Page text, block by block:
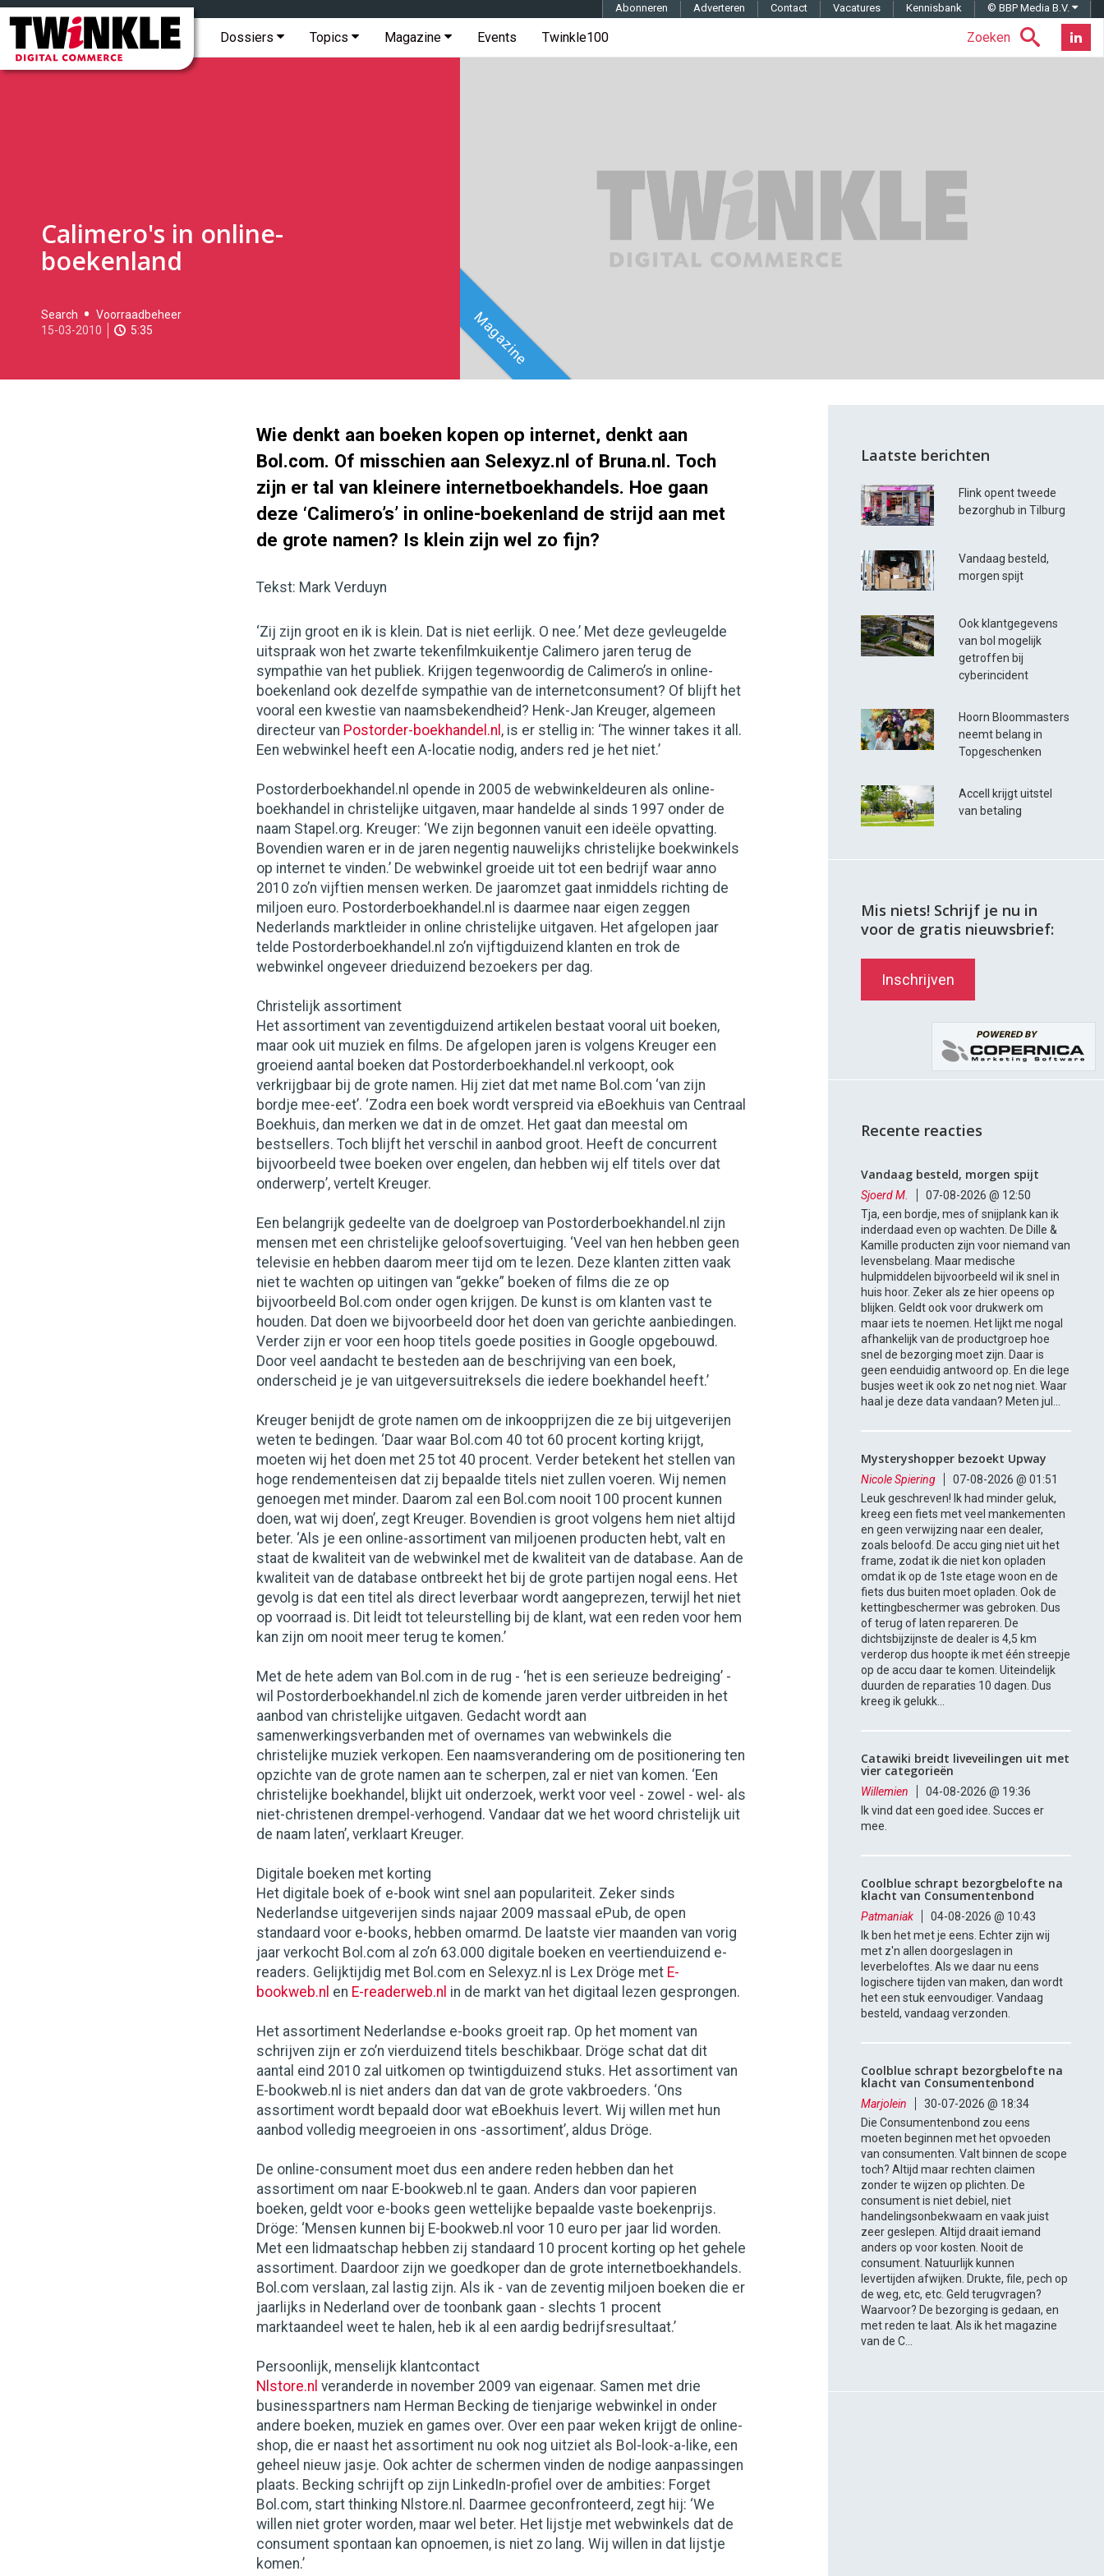
Twinkle
Digital
Commerce
Hoofdmenu Zoeken
Dossiers Topics Magazine Events Twinkle100
Topmenu Abonneren Adverteren Contact Vacatures Kennisbank © BBP Media B.V.
Calimero's in online-
boekenland
2010-
03-
05-
Search
Voorraadbeheer
15-03-2010
5:35 Magazine
Wie denkt aan boeken kopen op internet, denkt aan
Bol.com. Of misschien aan Selexyz.nl of Bruna.nl. Toch
zijn er tal van kleinere internetboekhandels. Hoe gaan
deze ‘Calimero’s’ in online-boekenland de strijd aan met
de grote namen? Is klein zijn wel zo fijn?
Tekst: Mark Verduyn
‘Zij zijn groot en ik is klein. Dat is niet eerlijk. O nee.’ Met deze gevleugelde
uitspraak won het zwarte tekenfilmkuikentje Calimero jaren terug de
sympathie van het publiek. Krijgen tegenwoordig de Calimero’s in online-
boekenland ook dezelfde sympathie van de internetconsument? Of blijft het
vooral een kwestie van naamsbekendheid? Henk-Jan Kreuger, algemeen
directeur van Postorder-boekhandel.nl , is er stellig in: ‘The winner takes it all.
Een webwinkel heeft een A-locatie nodig, anders red je het niet.’
Postorderboekhandel.nl opende in 2005 de webwinkeldeuren als online-
boekhandel in christelijke uitgaven, maar handelde al sinds 1997 onder de
naam Stapel.org. Kreuger: ‘We zijn begonnen vanuit een ideële opvatting.
Bovendien waren er in de jaren negentig nauwelijks christelijke boekwinkels
op internet te vinden.’ De webwinkel groeide uit tot een bedrijf waar anno
2010 zo’n vijftien mensen werken. De jaaromzet gaat inmiddels richting de
miljoen euro. Postorderboekhandel.nl is daarmee naar eigen zeggen
Nederlands marktleider in online christelijke uitgaven. Het afgelopen jaar
telde Postorderboekhandel.nl zo’n vijftigduizend klanten en trok de
webwinkel ongeveer drieduizend bezoekers per dag.
Christelijk assortiment
Het assortiment van zeventigduizend artikelen bestaat vooral uit boeken,
maar ook uit muziek en films. De afgelopen jaren is volgens Kreuger een
groeiend aantal boeken dat Postorderboekhandel.nl verkoopt, ook
verkrijgbaar bij de grote namen. Hij ziet dat met name Bol.com ‘van zijn
bordje mee-eet’. ‘Zodra een boek wordt verspreid via eBoekhuis van Centraal
Boekhuis, dan merken we dat in de omzet. Het gaat dan meestal om
bestsellers. Toch blijft het verschil in aanbod groot. Heeft de concurrent
bijvoorbeeld twee boeken over engelen, dan hebben wij elf titels over dat
onderwerp’, vertelt Kreuger.
Een belangrijk gedeelte van de doelgroep van Postorderboekhandel.nl zijn
mensen met een christelijke geloofsovertuiging. ‘Veel van hen hebben geen
televisie en hebben daarom meer tijd om te lezen. Deze klanten zitten vaak
niet te wachten op uitingen van “gekke” boeken of films die ze op
bijvoorbeeld Bol.com onder ogen krijgen. De kunst is om klanten vast te
houden. Dat doen we bijvoorbeeld door het doen van gerichte aanbiedingen.
Verder zijn er voor een hoop titels goede posities in Google opgebouwd.
Door veel aandacht te besteden aan de beschrijving van een boek,
onderscheid je je van uitgeversuitreksels die iedere boekhandel heeft.’
Kreuger benijdt de grote namen om de inkoopprijzen die ze bij uitgeverijen
weten te bedingen. ‘Daar waar Bol.com 40 tot 60 procent korting krijgt,
moeten wij het doen met 25 tot 40 procent. Verder betekent het stellen van
hoge rendementeisen dat zij bepaalde titels niet zullen voeren. Wij nemen
genoegen met minder. Daarom zal een Bol.com nooit 100 procent kunnen
doen, wat wij doen’, zegt Kreuger. Bovendien is groot volgens hem niet altijd
beter. ‘Als je een online-assortiment van miljoenen producten hebt, valt en
staat de kwaliteit van de webwinkel met de kwaliteit van de database. Aan de
kwaliteit van de database ontbreekt het bij de grote partijen nogal eens. Het
gevolg is dat een titel als direct leverbaar wordt aangeprezen, terwijl het niet
op voorraad is. Dit leidt tot teleurstelling bij de klant, wat een reden voor hem
kan zijn om nooit meer terug te komen.’
Met de hete adem van Bol.com in de rug - ‘het is een serieuze bedreiging’ -
wil Postorderboekhandel.nl zich de komende jaren verder uitbreiden in het
aanbod van christelijke uitgaven. Gedacht wordt aan
samenwerkingsverbanden met of overnames van webwinkels die
christelijke muziek verkopen. Een naamsverandering om de positionering ten
opzichte van de grote namen aan te scherpen, zal er niet van komen. ‘Een
christelijke boekhandel, blijkt uit onderzoek, werkt voor veel - zowel - wel- als
niet-christenen drempel-verhogend. Vandaar dat we het woord christelijk uit
de naam laten’, verklaart Kreuger.
Digitale boeken met korting
Het digitale boek of e-book wint snel aan populariteit. Zeker sinds
Nederlandse uitgeverijen sinds najaar 2009 massaal ePub, de open
standaard voor e-books, hebben omarmd. De laatste vier maanden van vorig
jaar verkocht Bol.com al zo’n 63.000 digitale boeken en veertienduizend e-
readers. Gelijktijdig met Bol.com en Selexyz.nl is Lex Dröge met E-
bookweb.nl en E-readerweb.nl in de markt van het digitaal lezen gesprongen.
Het assortiment Nederlandse e-books groeit rap. Op het moment van
schrijven zijn er zo’n vierduizend titels beschikbaar. Dröge schat dat dit
aantal eind 2010 zal uitkomen op twintigduizend stuks. Het assortiment van
E-bookweb.nl is niet anders dan dat van de grote vakbroeders. ‘Ons
assortiment wordt bepaald door wat eBoekhuis levert. Wij willen met hun
aanbod volledig meegroeien in ons -assortiment’, aldus Dröge.
De online-consument moet dus een andere reden hebben dan het
assortiment om naar E-bookweb.nl te gaan. Anders dan voor papieren
boeken, geldt voor e-books geen wettelijke bepaalde vaste boekenprijs.
Dröge: ‘Mensen kunnen bij E-bookweb.nl voor 10 euro per jaar lid worden.
Met een lidmaatschap hebben zij standaard 10 procent korting op het gehele
assortiment. Daardoor zijn we goedkoper dan de grote internetboekhandels.
Bol.com verslaan, zal lastig zijn. Als ik - van de zeventig miljoen boeken die er
jaarlijks in Nederland over de toonbank gaan - slechts 1 procent
marktaandeel weet te halen, heb ik al een aardig bedrijfsresultaat.’
Persoonlijk, menselijk klantcontact
Nlstore.nl veranderde in november 2009 van eigenaar. Samen met drie
businesspartners nam Herman Becking de tienjarige webwinkel in onder
andere boeken, muziek en games over. Over een paar weken krijgt de online-
shop, die er naast het assortiment nu ook nog uitziet als Bol-look-a-like, een
geheel nieuw jasje. Ook achter de schermen vinden de nodige aanpassingen
plaats. Becking schrijft op zijn LinkedIn-profiel over de ambities: Forget
Bol.com, start thinking Nlstore.nl. Daarmee geconfronteerd, zegt hij: ‘We
willen niet groter worden, maar wel beter. Het lijstje met webwinkels dat de
consument spontaan kan opnoemen, is niet zo lang. Wij willen in dat lijstje
komen.’
Laatste berichten
Flink opent tweede
bezorghub in Tilburg
Vandaag besteld,
morgen spijt
Ook klantgegevens
van bol mogelijk
getroffen bij
cyberincident
Hoorn Bloommasters
neemt belang in
Topgeschenken
Accell krijgt uitstel
van betaling
Mis niets! Schrijf je nu in
voor de gratis nieuwsbrief:
Inschrijven
Recente reacties
Vandaag besteld, morgen spijt
Sjoerd M.
07-08-2026 @ 12:50
Tja, een bordje, mes of snijplank kan ik
inderdaad even op wachten. De Dille &
Kamille producten zijn voor niemand van
levensbelang. Maar medische
hulpmiddelen bijvoorbeeld wil ik snel in
huis hoor. Zeker als ze hier opeens op
blijken. Geldt ook voor drukwerk om
maar iets te noemen. Het lijkt me nogal
afhankelijk van de productgroep hoe
snel de bezorging moet zijn. Daar is
geen eenduidig antwoord op. En die lege
busjes weet ik ook zo net nog niet. Waar
haal je deze data vandaan? Meten jul...
Mysteryshopper bezoekt Upway
Nicole Spiering
07-08-2026 @ 01:51
Leuk geschreven! Ik had minder geluk,
kreeg een fiets met veel mankementen
en geen verwijzing naar een dealer,
zoals beloofd. De accu ging niet uit het
frame, zodat ik die niet kon opladen
omdat ik op de 1ste etage woon en de
fiets dus buiten moet opladen. Ook de
kettingbeschermer was gebroken. Dus
of terug of laten repareren. De
dichtsbijzijnste de dealer is 4,5 km
verderop dus hoopte ik met één streepje
op de accu daar te komen. Uiteindelijk
duurden de reparaties 10 dagen. Dus
kreeg ik gelukk...
Catawiki breidt liveveilingen uit met
vier categorieën
Willemien
04-08-2026 @ 19:36
Ik vind dat een goed idee. Succes er
mee.
Coolblue schrapt bezorgbelofte na
klacht van Consumentenbond
Patmaniak
04-08-2026 @ 10:43
Ik ben het met je eens. Echter zijn wij
met z'n allen doorgeslagen in
leverbeloftes. Als we daar nu eens
logischere tijden van maken, dan wordt
het een stuk eenvoudiger. Vandaag
besteld, vandaag verzonden.
Coolblue schrapt bezorgbelofte na
klacht van Consumentenbond
Marjolein
30-07-2026 @ 18:34
Die Consumentenbond zou eens
moeten beginnen met het opvoeden
van consumenten. Valt binnen de scope
toch? Altijd maar rechten claimen
zonder te wijzen op plichten. De
consument is niet debiel, niet
handelingsonbekwaam en vaak juist
zeer geslepen. Altijd draait iemand
anders op voor kosten. Nooit de
consument. Natuurlijk kunnen
levertijden afwijken. Drukte, file, pech op
de weg, etc, etc. Geld terugvragen?
Waarvoor? De bezorging is gedaan, en
met reden te laat. Als ik het magazine
van de C...